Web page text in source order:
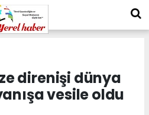
direnişi dünya
vesile oldu